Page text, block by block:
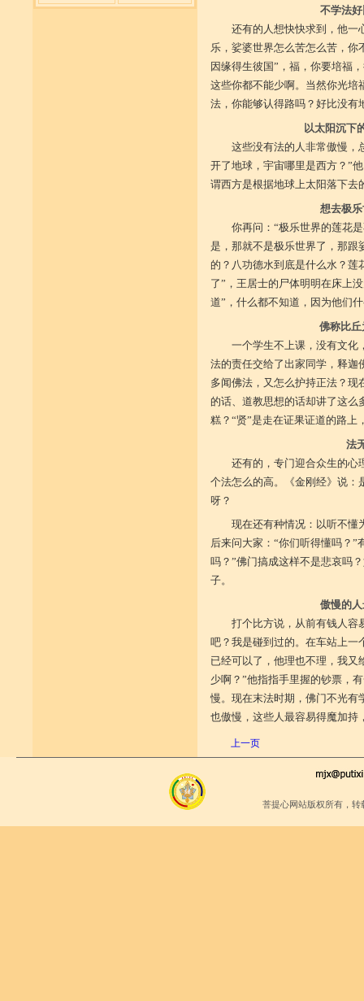
不学法
还有的人想快快求到，他一
乐，娑婆世界怎么苦怎么苦，你
因缘得生彼国”，福，你要培福
这些你都不能少啊。当然你光培
法，你能够认得路吗？好比没有
以太阳沉下
这些没有法的人非常傲慢，
开了地球，宇宙哪里是西方？”
谓西方是根据地球上太阳落下去
想去极
你再问：“极乐世界的莲花
是，那就不是极乐世界了，那跟
的？八功德水到底是什么水？莲
了”，王居士的尸体明明在床上
道”，什么都不知道，因为他们
佛称比
一个学生不上课，没有文化
法的责任交给了出家同学，释迦
多闻佛法，又怎么护持正法？
的话、道教思想的话却讲了这
糕？“贤”是走在证果证道的路上
法
还有的，专门迎合众生的心
个法怎么的高。《金刚经》说：
呀？
现在还有种情况：以听不懂
后来问大家：“你们听得懂吗？
吗？”佛门搞成这样不是悲哀吗
子。
傲慢的
打个比方说，从前有钱人容
吧？我是碰到过的。在车站上一
已经可以了，他理也不理，我又
少啊？”他指指手里握的钞票，
慢。现在末法时期，佛门不光有
也傲慢，这些人最容易得魔加持
上一页
菩提心网站版权所有，